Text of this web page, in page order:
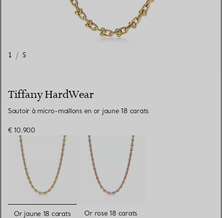
1 / 5
Tiffany HardWear
Sautoir à micro-maillons en or jaune 18 carats
€ 10.900
sélectionnés
Or jaune 18 carats Or rose 18 carats